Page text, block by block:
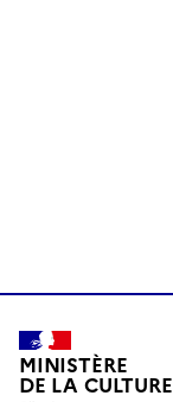
MINISTÈRE
DE LA CULTURE